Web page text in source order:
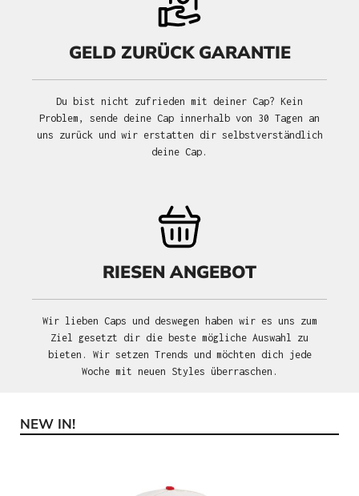
GELD ZURÜCK GARANTIE
Du bist nicht zufrieden mit deiner Cap? Kein
Problem, sende deine Cap innerhalb von 30 Tagen an
uns zurück und wir erstatten dir selbstverständlich
deine Cap.
RIESEN ANGEBOT
Wir lieben Caps und deswegen haben wir es uns zum
Ziel gesetzt dir die beste mögliche Auswahl zu
bieten. Wir setzen Trends und möchten dich jede
Woche mit neuen Styles überraschen.
Produktgalerie überspringen
NEW IN!